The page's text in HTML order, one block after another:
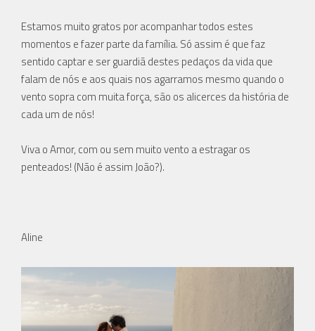
Estamos muito gratos por acompanhar todos estes
momentos e fazer parte da família. Só assim é que faz
sentido captar e ser guardiã destes pedaços da vida que
falam de nós e aos quais nos agarramos mesmo quando o
vento sopra com muita força, são os alicerces da história de
cada um de nós!
Viva o Amor, com ou sem muito vento a estragar os
penteados! (Não é assim João?).
Aline